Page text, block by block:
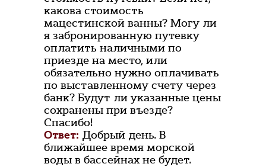
какова стоимость
мацестинской ванны? Могу ли
я забронированную путевку
оплатить наличными по
приезде на место, или
обязательно нужно оплачивать
по выставленному счету через
банк? Будут ли указанные цены
сохранены при въезде?
Спасибо!
Ответ: Добрый день. В
ближайшее время морской
воды в бассейнах не будет.